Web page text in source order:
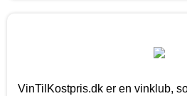
VinTilKostpris.dk er en vinklub,